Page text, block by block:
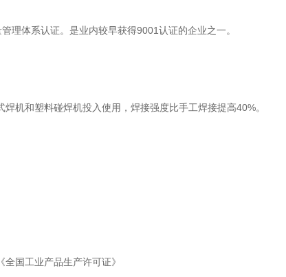
体系认证。是业内较早获得9001认证的企业之一。
和塑料碰焊机投入使用，焊接强度比手工焊接提高40%。
国工业产品生产许可证》